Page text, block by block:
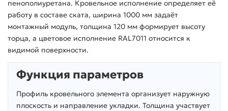
пенополиуретана. Кровельное исполнение определяет её
работу в составе ската, ширина 1000 мм задаёт
монтажный модуль, толщина 120 мм формирует высоту
торца, а цветовое исполнение RAL7011 относится к
видимой поверхности.
Функция параметров
Профиль кровельного элемента организует наружную
плоскость и направление укладки. Толщина участвует